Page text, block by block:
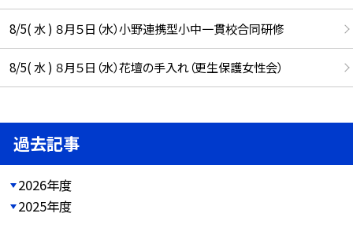
8/5( 水 ) ８月５日（水）小野連携型小中一貫校合同研修
8/5( 水 ) ８月５日（水）花壇の手入れ（更生保護女性会）
過去記事
2026年度
2025年度